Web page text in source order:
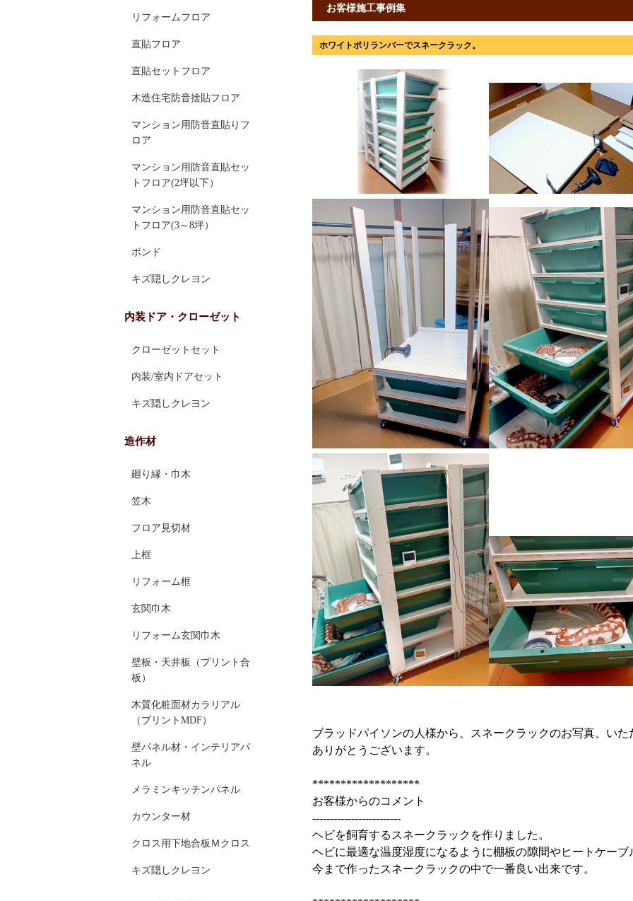
お客様施工事例集
ホワイトポリランバーでスネークラック。
ブラッドパイソンの人様から、スネークラックのお写真、いた
ありがとうございます。
*******************
お客様からのコメント
-------------------------
ヘビを飼育するスネークラックを作りました。
ヘビに最適な温度湿度になるように棚板の隙間やヒートケー
今まで作ったスネークラックの中で一番良い出来です。
リフォームフロア
直貼フロア
直貼セットフロア
木造住宅防音捨貼フロア
マンション用防音直貼りフ
ロア
マンション用防音直貼セッ
トフロア(2坪以下）
マンション用防音直貼セッ
トフロア(3～8坪）
ボンド
キズ隠しクレヨン
内装ドア・クローゼット
クローゼットセット
内装/室内ドアセット
キズ隠しクレヨン
造作材
廻り縁・巾木
笠木
フロア見切材
上框
リフォーム框
玄関巾木
リフォーム玄関巾木
壁板・天井板（プリント合
板）
木質化粧面材カラリアル
（プリントMDF）
壁パネル材・インテリアパ
ネル
メラミンキッチンパネル
カウンター材
クロス用下地合板Ｍクロス
キズ隠しクレヨン